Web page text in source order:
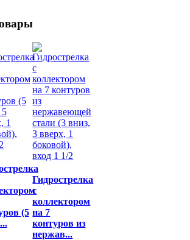
(5
Гидрострелка
с
коллектором
на 7
контуров из
нержав...